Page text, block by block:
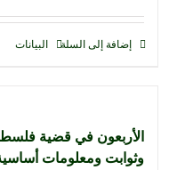
إضافة إلى السلة البيانات
الأربعون في قضية
وثوابت ومعلومات